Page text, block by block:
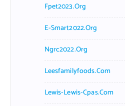
Fpet2023.org
E-Smart2022.org
Ngrc2022.org
Leesfamilyfoods.com
Lewis-Lewis-Cpas.com